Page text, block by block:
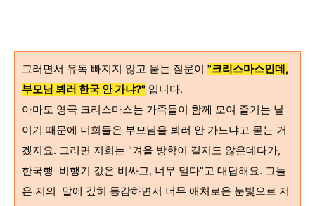
그러면서 유독 빠지지 않고 묻는 질문이 "크리스마스인데,
부모님 뵈러 한국 안 가냐?" 입니다.
아마도 영국 크리스마스는 가족들이 함께 모여 즐기는 날
이기 때문에 너희들은 부모님을 뵈러 안 가느냐고 묻는 거
겠지요. 그러면 저희는 "겨울 방학이 길지도 않은데다가,
한국행 비행기 값은 비싸고, 너무 멀다"고 대답해요. 그들
은 저의 말에 깊히 동감하면서 너무 애처로운 눈빛으로 저